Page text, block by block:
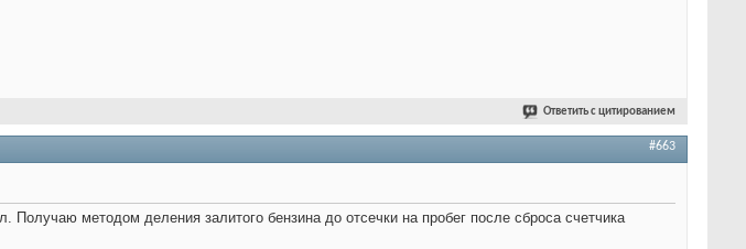
Ответить с цитированием
#663
Получаю методом деления залитого бензина до отсечки на пробег после сброса счетчика